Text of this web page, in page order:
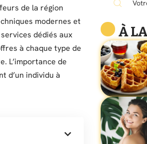
de la région
modernes et
dédiés aux
à chaque type de
L’importance de
d’un individu à
À